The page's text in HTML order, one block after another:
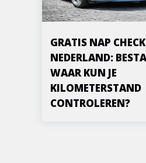
GRATIS NAP
NEDERLAND:
WAAR KUN JE
KILOMETERSTAND
CONTROLEREN?